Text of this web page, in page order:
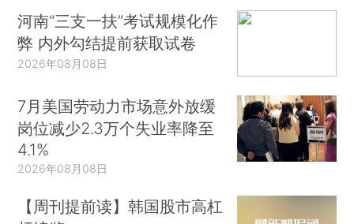
河南“三支一扶”考试规模化作
弊 内外勾结提前获取试卷
2026年08月08日
7月美国劳动力市场意外放缓
岗位减少2.3万个失业率降至
4.1%
2026年08月08日
【周刊提前读】韩国股市高杠